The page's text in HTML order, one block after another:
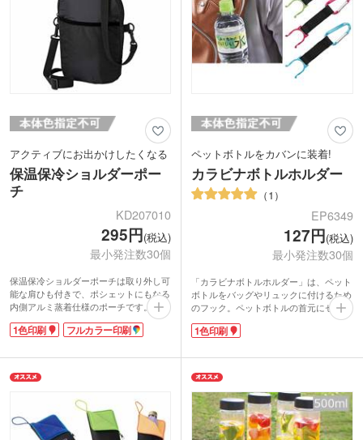
アクティブにお出かけしたくなる
保温保冷ショルダーポー
チ
KD207010
295円(税込)
最小発注数30個
保温保冷ショルダーポーチは取り外し可
能な肩ひも付きで、ポシェットにもなる
内側アルミ蒸着仕様のポーチです。シー
ンに合わせて2WAYできるユニセックス
なデザインが人気です。
す。側面にはメッシュポケット付で、す
ぐ使うICカードやスマホを入れるのに便
利です。ソロキャンプ・ドライブにも大
ポケットの上に1色・フルカラー印刷、
裏面にフルカラー印刷が可能なので、ラ
イブやフェスのオリジナルグッズにもお
1色印刷 フルカラー印刷
ペットボトルをカバンに装着!
カラビナボトルホルダー
1
EP6349
127円(税込)
最小発注数30個
「カラビナボトルホルダー」は、ペット
ボトルをバッグやリュックに付けるため
のフック。ペットボトルの首元にセット
するだけで、カンタンに使えます。アル
ミ製メタリックカラーのスタイリッシュ
ウトドアでのドリンクの持ち運びにも!
1色印刷